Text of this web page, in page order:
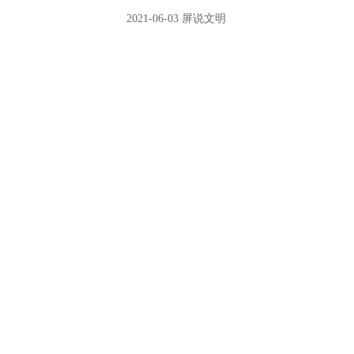
2021-06-03 屏说文明